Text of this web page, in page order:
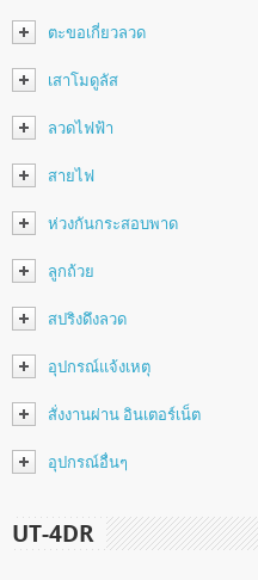
ตะขอเกี่ยวลวด
เสาโมดูลัส
ลวดไฟฟ้า
สายไฟ
ห่วงกันกระสอบพาด
ลูกถ้วย
สปริงดึงลวด
อุปกรณ์แจ้งเหตุ
สั่งงานผ่าน อินเตอร์เน็ต
อุปกรณ์อื่นๆ
UT-4DR